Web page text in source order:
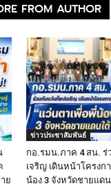
FROM AUTHOR
ย
ข่าวประชาสัมพันธ์
กอ.รมน.ภาค 4 สน.
เจริญ เดินหน้าโครงก
น้อง 3 จังหวัดชายแด